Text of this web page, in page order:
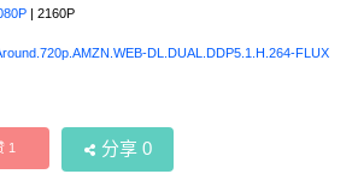
| 2160P
DL.DUAL.DDP5.1.H.264-FLUX
1 分享 0